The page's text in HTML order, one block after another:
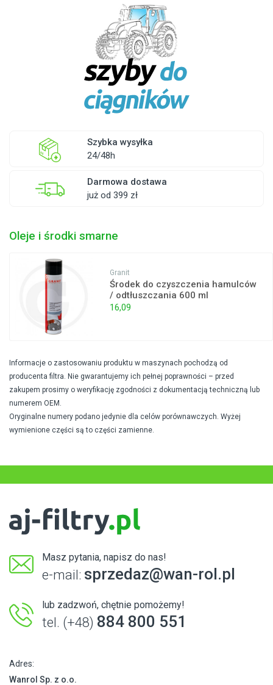
Szybka wysyłka
24/48h
Darmowa dostawa
już od 399 zł
Oleje i środki smarne
Granit
Środek do czyszczenia hamulców
/ odtłuszczania 600 ml
16,09
Informacje o zastosowaniu produktu w maszynach pochodzą od
producenta filtra. Nie gwarantujemy ich pełnej poprawności – przed
zakupem prosimy o weryfikację zgodności z dokumentacją techniczną lub
numerem OEM.
Oryginalne numery podano jedynie dla celów porównawczych. Wyżej
wymienione części są to części zamienne.
Masz pytania, napisz do nas!
e-mail: sprzedaz@wan-rol.pl
lub zadzwoń, chętnie pomożemy!
tel. (+48) 884 800 551
Adres:
Wanrol Sp. z o.o.